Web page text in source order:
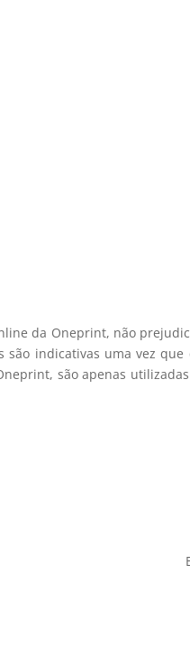
da Oneprint, não
indicativas uma vez
são apenas